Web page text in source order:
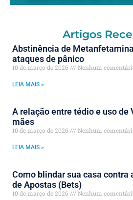
Artigos
Abstinência de
ataques de pânico
10 de março de 2026 Nenhum
LEIA MAIS »
A relação entre tédio e uso de
mães
10 de março de 2026 Nenhum
LEIA MAIS »
Como blindar sua casa contra
de Apostas (Bets)
10 de março de 2026 Nenhum